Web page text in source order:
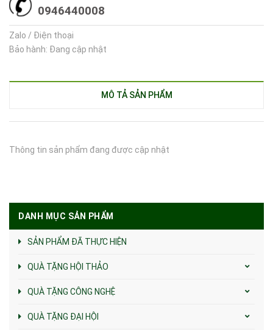
0946440008
Zalo / Điện thoại
Bảo hành: Đang cập nhật
MÔ TẢ SẢN PHẨM
Thông tin sản phẩm đang được cập nhật
DANH MỤC SẢN PHẨM
SẢN PHẨM ĐÃ THỰC HIỆN
QUÀ TẶNG HỘI THẢO
QUÀ TẶNG CÔNG NGHỆ
QUÀ TẶNG ĐẠI HỘI